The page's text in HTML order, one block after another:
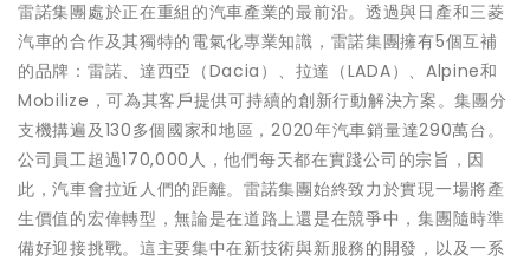
雷諾集團處於正在重組的汽車產業的最前沿。透過與日產和三菱
汽車的合作及其獨特的電氣化專業知識，雷諾集團擁有5個互補
的品牌：雷諾、達西亞（Dacia）、拉達（LADA）、Alpine和
Mobilize，可為其客戶提供可持續的創新行動解決方案。集團分
支機搆遍及130多個國家和地區，2020年汽車銷量達290萬台。
公司員工超過170,000人，他們每天都在實踐公司的宗旨，因
此，汽車會拉近人們的距離。雷諾集團始終致力於實現一場將產
生價值的宏偉轉型，無論是在道路上還是在競爭中，集團隨時準
備好迎接挑戰。這主要集中在新技術與新服務的開發，以及一系